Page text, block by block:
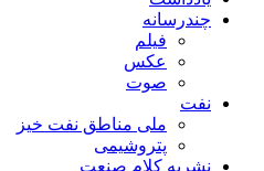
چندرسانه
فیلم
عکس
صوت
نفت
ملی مناطق نفت خیز
پتروشیمی
نشریه کلام صنعت